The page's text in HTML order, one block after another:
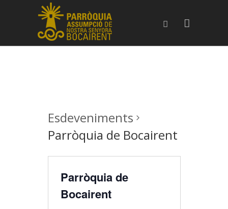
Esdeveniments
Parròquia de Bocairent
Parròquia de
Bocairent